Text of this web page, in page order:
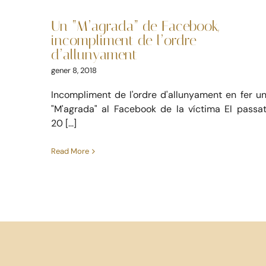
l’ordre d’allunyament
Noticies Penal
Un “M’agrada” de Facebook,
incompliment de l’ordre
d’allunyament
gener 8, 2018
Incompliment de l'ordre d'allunyament en fer un
"M'agrada" al Facebook de la víctima El passat
20 [...]
Read More